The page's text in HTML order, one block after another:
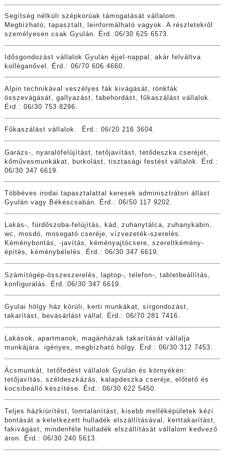
Segítség nélküli szépkorúak támogatását vállalom.
Megbízható, tapasztalt, leinformálható vagyok. A részletekről
személyesen csak Gyulán. Érd.:06/30 625 6573.
Idősgondozást vállalok Gyulán éjjel-nappal, akár felváltva
kolléganővel. Érd.: 06/70 606 4660.
Alpin technikával veszélyes fák kivágását, rönkfák
összevágását, gallyazást, fabehordást, fűkaszálást vállalok.
Érd.: 06/30 753 8296.
Fűkaszálást vállalok. Érd.: 06/20 216 3604.
Garázs-, nyaralófelújítást, tetőjavítást, tetődeszka cseréjét,
kőművesmunkákat, burkolást, tisztasági festést vállalok. Érd.:
06/30 347 6619.
Többéves irodai tapasztalattal keresek adminisztrátori állást
Gyulán vagy Békéscsabán. Érd.: 06/50 117 9202.
Lakás-, fürdőszoba-felújítás, kád, zuhanytálca, zuhanykabin,
wc, mosdó, mosogató cseréje, vízvezeték-szerelés.
Kéménybontás, -javítás, kéményajtócsere, szereltkémény-
építés, kéménybélelés. Érd.: 06/30 347 6619.
Számítógép-összeszerelés, laptop-, telefon-, tabletbeállítás,
konfigurálás. Érd.:06/30 347 6619.
Gyulai hölgy ház körüli, kerti munkákat, sírgondozást,
takarítást, bevásárlást vállal. Érd.: 06/70 281 7416.
Lakások, apartmanok, magánházak takarítását vállalja
munkájára igényes, megbízható hölgy. Érd.: 06/30 312 7453.
Ácsmunkát, tetőfedést vállalok Gyulán és környékén:
tetőjavítás, széldeszkázás, kalapdeszka cseréje, előtető és
kocsibeálló készítése. Érd.: 06/30 622 5450.
Teljes házkiürítést, lomtalanítást, kisebb melléképületek kézi
bontását a keletkezett hulladék elszállításával, kerttakarítást,
fakivágást, mindenféle hulladék elszállítását vállalom kedvező
áron. Érd.: 06/30 240 5613.